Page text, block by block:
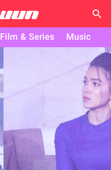
search
Film & Series Music